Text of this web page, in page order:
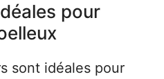
pour
sont idéales pour